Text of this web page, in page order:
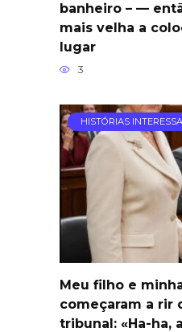
banheiro – —
mais velha a
lugar
3
HISTÓRIAS
Meu filho e
começaram a rir
tribunal: «Ha-ha,